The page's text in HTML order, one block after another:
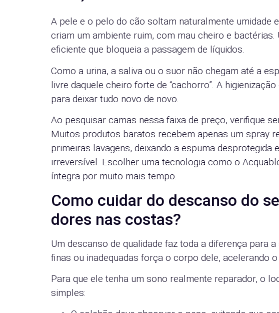
A pele e o pelo do cão soltam naturalmente umidade
criam um ambiente ruim, com mau cheiro e
eficiente que bloqueia a passagem de líquidos.
Como a urina, a saliva ou o suor não chegam até a
livre daquele cheiro forte de “cachorro”. A
para deixar tudo novo de novo.
Ao pesquisar camas nessa faixa de preço, verifique
Muitos produtos baratos recebem apenas um spray
primeiras lavagens, deixando a espuma desprotegida
irreversível. Escolher uma tecnologia como o
íntegra por muito mais tempo.
Como cuidar do descanso do
dores nas costas?
Um descanso de qualidade faz toda a diferença para
finas ou inadequadas força o corpo dele, acelerando
Para que ele tenha um sono realmente reparador, o
simples: